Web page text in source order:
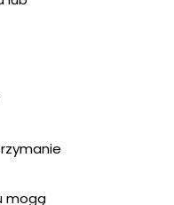
mogą